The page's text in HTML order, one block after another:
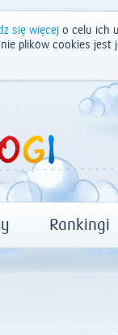
się więcej o celu ich
plików cookies
Rankingi